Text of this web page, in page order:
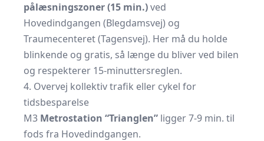
pålæsningszoner (15 min.)ved
Hovedindgangen (Blegdamsvej) og
Traumecenteret (Tagensvej). Her må du holde
blinkende og gratis, så længe du bliver ved bilen
og respekterer 15-minuttersreglen.
4. Overvej kollektiv trafik eller cykel for
tidsbesparelse
M3 Metrostation “Trianglen” ligger 7-9 min. til
fods fra Hovedindgangen.